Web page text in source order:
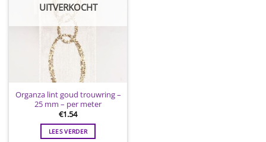
UITVERKOCHT
Organza lint goud trouwring –
25 mm – per meter
€1.54
LEES VERDER